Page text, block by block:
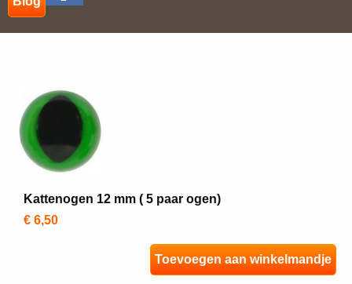
Kattenogen 12 mm ( 5 paar ogen)
€ 6,50
Toevoegen aan winkelmandje